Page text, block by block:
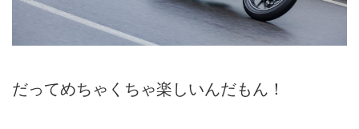
だってめちゃくちゃ楽しいんだもん！